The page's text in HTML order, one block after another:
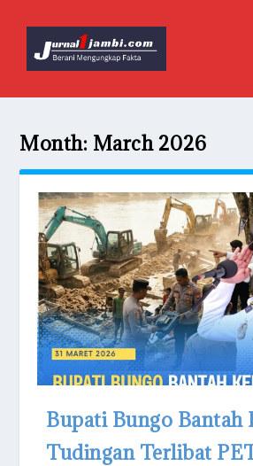
Month: March 2026
Bupati Bungo Bantah
Tudingan Terlibat